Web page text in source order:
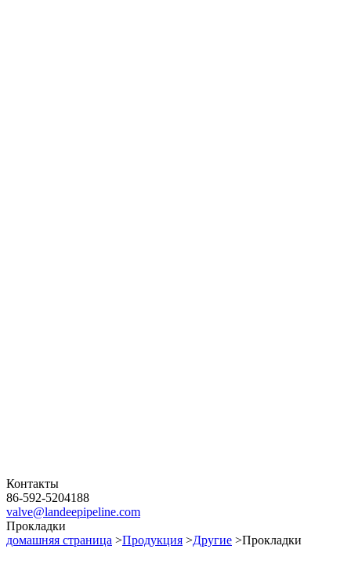
Контакты
86-592-5204188
valve@landeepipeline.com
Прокладки
домашняя страница >Продукция >Другие >Прокладки